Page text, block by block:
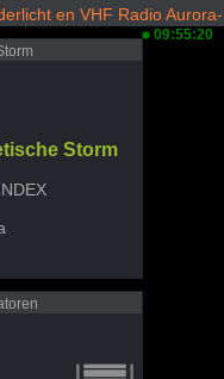
en VHF Radio Aurora-
09:55:20
Storm